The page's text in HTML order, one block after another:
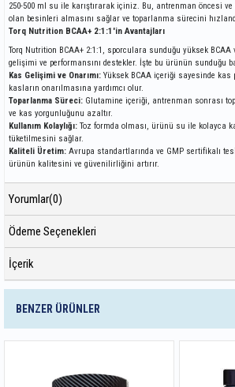
250-500 ml su ile karıştırarak içiniz. Bu, antrenman öncesi ve
olan besinleri almasını sağlar ve toparlanma sürecini
Torq Nutrition BCAA+ 2:1:1'in Avantajları
Torq Nutrition BCAA+ 2:1:1, sporculara sunduğu yüksek
gelişimi ve performansını destekler. İşte bu ürünün sunduğu
Kas Gelişimi ve Onarımı: Yüksek BCAA içeriği sayesinde kas
kasların onarılmasına yardımcı olur.
Toparlanma Süreci: Glutamine içeriği, antrenman sonrası
ve kas yorgunluğunu azaltır.
Kullanım Kolaylığı: Toz formda olması, ürünü su ile kolayca
tüketilmesini sağlar.
Kaliteli Üretim: Avrupa standartlarında ve GMP sertifikalı
ürünün kalitesini ve güvenilirliğini artırır.
Yorumlar(0)
Ödeme Seçenekleri
İçerik
BENZER ÜRÜNLER